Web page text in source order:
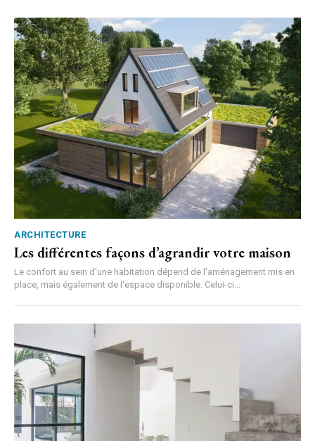
ARCHITECTURE
Les différentes façons d’agrandir votre maison
Le confort au sein d'une habitation dépend de l'aménagement mis en
place, mais également de l'espace disponible. Celui-ci...